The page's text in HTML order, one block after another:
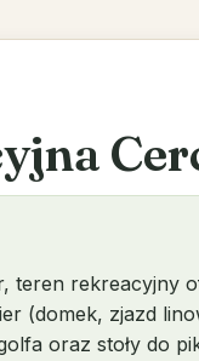
teren rekreacyjny
(domek, zjazd
oraz stoły do